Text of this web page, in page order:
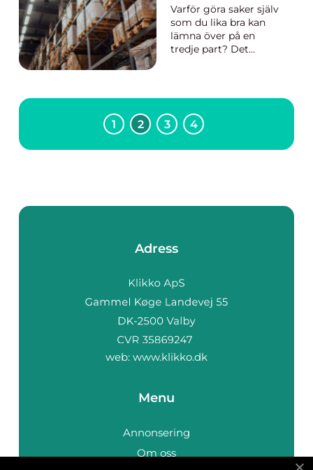
en blir händelsen till
en riktig ...
Varför göra saker själv
som du lika bra kan
lämna över på en
tredje part? Det
bekymra sig över
saker som egentligen
är l&...
1 2 3 4
Adress
web: www.klikko.dk
Menu
Annonsering
Om oss